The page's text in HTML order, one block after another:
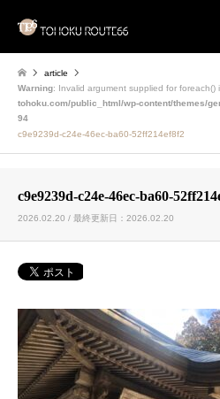
article
Warning: Invalid argument supplied for foreach()
tohoku.com/public_html/wp-content/themes/
94
c9e9239d-c24e-46ec-ba60-52ff214ef8f2
c9e9239d-c24e-46ec-ba60-
2026.02.20 / 最終更新日：2026.02.20